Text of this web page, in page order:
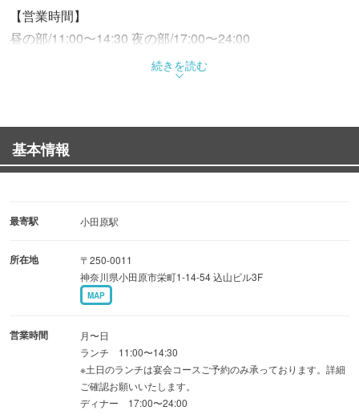
【営業時間】
昼の部/11:00〜14:30 夜の部/17:00〜24:00
歓送迎会宴会に◎地魚刺身・旬野菜等々個々盛りで食べれ
接待.宴会に◎地魚刺身・足柄牛.旬野菜など厳選食材を堪
能！飲み放題も付けれます！
【こだわり】
牛！
手軽な一品から創作アレンジメニュー・〆のご飯まで幅広
【個室】
8名様掛け完全個室席 VIPルーム完備
窓際ビュー座敷 最大16名様
続きを読む
基本情報
最寄駅 小田原駅
所在地
〒250-0011
神奈川県小田原市栄町1-14-54 込山ビル3F
MAP
営業時間
月〜日
ランチ 11:00〜14:30
※土日のランチは宴会コースご予約のみ承っております。詳細
ご確認お願いいたします。
ディナー 17:00〜24:00